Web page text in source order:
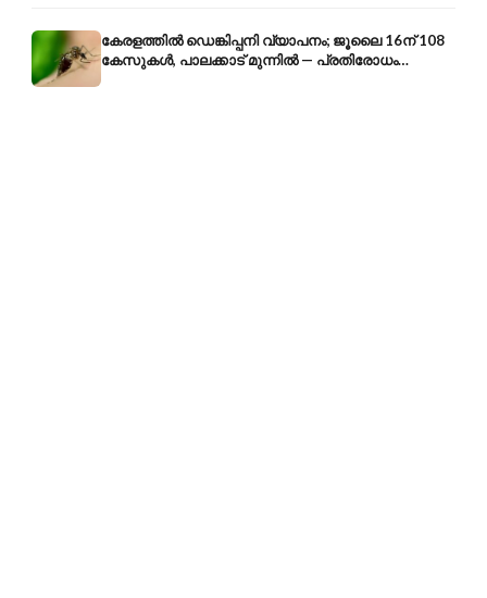
കേരളത്തിൽ ഡെങ്കിപ്പനി വ്യാപനം; ജൂലൈ 16ന് 108
കേസുകൾ, പാലക്കാട് മുന്നിൽ — പ്രതിരോധം
എങ്ങനെ?